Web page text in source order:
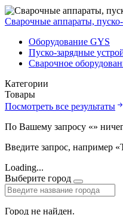
Сварочные аппараты,
Оборудование GYS
Пуско-зарядные
Сварочное
Категории
Товары
Посмотреть все результаты
По Вашему запросу «»
Введите запрос, например
Loading...
Выберите город
Город не найден.